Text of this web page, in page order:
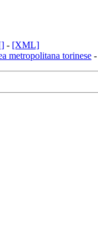
- [XML]
metropolitana torinese